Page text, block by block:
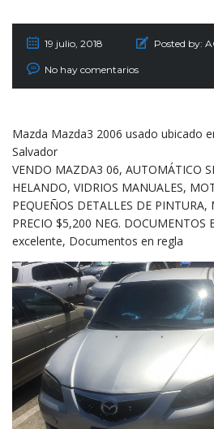
19 julio, 2018 Posted by:
No hay comentarios
Mazda Mazda3 2006 usado ubicado
Salvador
VENDO MAZDA3 06, AUTOMÁTICO
HELANDO, VIDRIOS MANUALES,
PEQUEÑOS DETALLES DE
PRECIO $5,200 NEG. DOCUMENTOS
excelente, Documentos en regla